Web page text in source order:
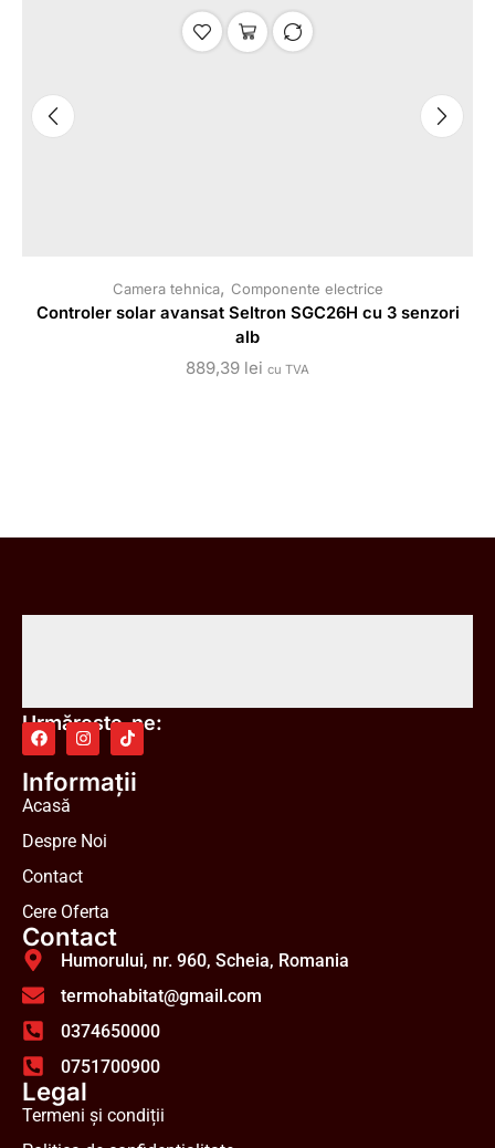
Camera tehnica, Componente electrice
Controler solar avansat Seltron SGC26H cu 3 senzori
alb
889,39 lei cu TVA
Urmărește-ne:
Informații
Acasă
Despre Noi
Contact
Cere Oferta
Contact
Humorului, nr. 960, Scheia, Romania
termohabitat@gmail.com
0374650000
0751700900
Legal
Termeni și condiții